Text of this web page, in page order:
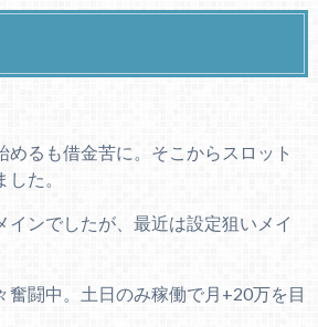
めるも借金苦に。そこからスロット
た。
インでしたが、最近は設定狙いメイ
奮闘中。土日のみ稼働で月+20万を目